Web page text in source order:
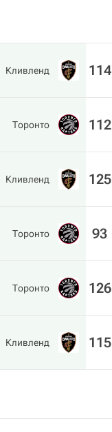
Кливленд 114
Торонто 112
Кливленд 125
Торонто 93
Торонто 126
Кливленд 115